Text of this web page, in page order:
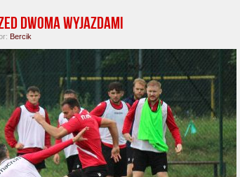
dwoma wyjazdami
Bercik